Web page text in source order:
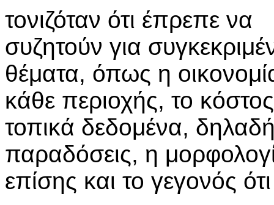
τονιζόταν ότι έπρεπε να
συζητούν για
θέματα, όπως η
κάθε περιοχής, το
τοπικά δεδομένα,
παραδόσεις, η
επίσης και το γεγονός